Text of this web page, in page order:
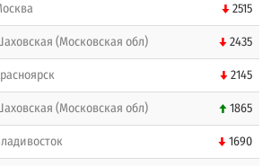
2515
(Московская обл) 2435
2145
(Московская обл) 1865
1690